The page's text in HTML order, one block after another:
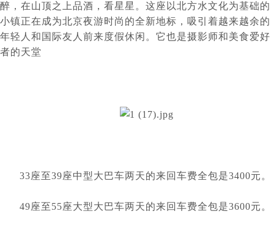
醉，在山顶之上品酒，看星星。这座以北方水文化为基础的
小镇正在成为北京夜游时尚的全新地标，吸引着越来越余的
年轻人和国际友人前来度假休闲。它也是摄影师和美食爱好
者的天堂
	33座至39座中型大巴车两天的来回车费全包是3400元。
	49座至55座大型大巴车两天的来回车费全包是3600元。